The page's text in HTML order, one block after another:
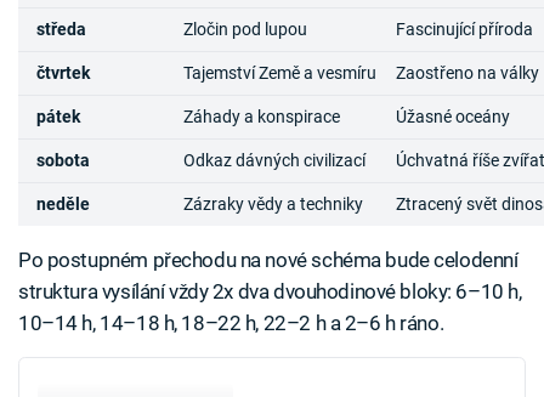
středa Zločin pod lupou Fascinující příroda
čtvrtek Tajemství Země a vesmíru Zaostřeno na války
pátek Záhady a konspirace Úžasné oceány
sobota Odkaz dávných civilizací Úchvatná říše zvířat
neděle Zázraky vědy a techniky Ztracený svět
Po postupném přechodu na nové schéma bude celodenní
struktura vysílání vždy 2x dva dvouhodinové bloky: 6–10 h,
10–14 h, 14–18 h, 18–22 h, 22–2 h a 2–6 h ráno.